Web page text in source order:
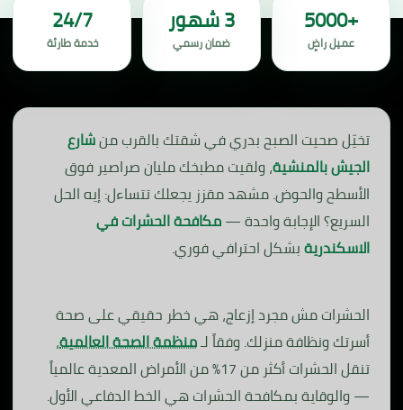
+5000
عميل راضٍ
3 شهور
ضمان رسمي
24/7
خدمة طارئة
تخيّل صحيت الصبح بدري في شقتك بالقرب منشارع
الجيش بالمنشية، ولقيت مطبخك مليان صراصير فوق
الأسطح والحوض. مشهد مقزز يجعلك تتساءل: إيه الحل
السريع؟ الإجابة واحدة —مكافحة الحشرات في
الاسكندريةبشكل احترافي فوري.
الحشرات مش مجرد إزعاج، هي خطر حقيقي على صحة
أسرتك ونظافة منزلك. وفقاً لـمنظمة الصحة العالمية،
تنقل الحشرات أكثر من 17% من الأمراض المعدية عالمياً
— والوقاية بمكافحة الحشرات هي الخط الدفاعي الأول.